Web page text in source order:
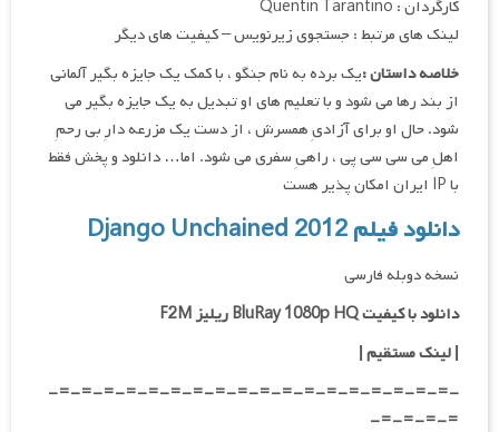
کارگردان : Quentin Tarantino
لینک های مرتبط : جستجوی زیرنویس – کیفیت های دیگر
خلاصه داستان :یک برده به نام جنگو ، با کمک یک جایزه بگیر آلمانی
از بند رها می شود و با تعلیم های او تبدیل به یک جایزه بگیر می
شود. حال او برای آزادیِ همسرش ، از دست یک مزرعه دارِ بی رحمِ
اهلِ می سی سی پی ، راهیِ سفری می شود. اما… دانلود و پخش فقط
با IP ایران امکان پذیر هست
دانلود فیلم Django Unchained 2012
نسخه دوبله فارسی
دانلود با کیفیت BluRay 1080p HQ ریلیز F2M
|لینک مستقیم|
-=-=-=-=-=-=-=-=-=-=-=-=-=-=-=-=-=-=-
=-=-=-=-